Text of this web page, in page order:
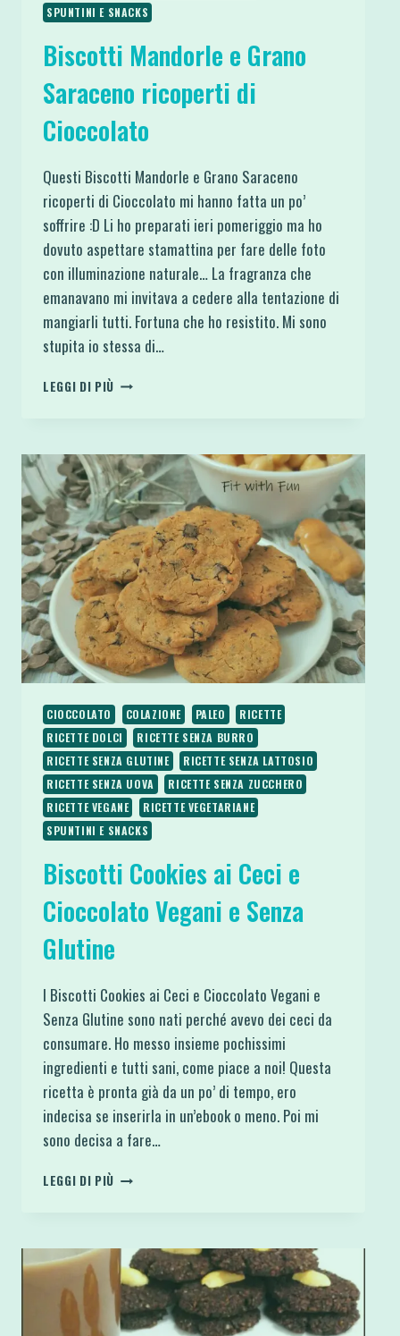
SPUNTINI E SNACKS
Biscotti Mandorle e Grano
Saraceno ricoperti di
Cioccolato
Questi Biscotti Mandorle e Grano Saraceno
ricoperti di Cioccolato mi hanno fatta un po’
soffrire :D Li ho preparati ieri pomeriggio ma ho
dovuto aspettare stamattina per fare delle foto
con illuminazione naturale… La fragranza che
emanavano mi invitava a cedere alla tentazione di
mangiarli tutti. Fortuna che ho resistito. Mi sono
stupita io stessa di…
LEGGI DI PIÙ BISCOTTI
SARACENO
RICOPERTI
DI
CIOCCOLATO
CIOCCOLATO COLAZIONE PALEO
RICETTE
RICETTE DOLCI
RICETTE SENZA BURRO
RICETTE SENZA GLUTINE
RICETTE SENZA LATTOSIO
RICETTE SENZA UOVA
RICETTE SENZA ZUCCHERO
RICETTE VEGANE
RICETTE VEGETARIANE
SPUNTINI E SNACKS
Biscotti Cookies ai Ceci e
Cioccolato Vegani e Senza
Glutine
I Biscotti Cookies ai Ceci e Cioccolato Vegani e
Senza Glutine sono nati perché avevo dei ceci da
consumare. Ho messo insieme pochissimi
ingredienti e tutti sani, come piace a noi! Questa
ricetta è pronta già da un po’ di tempo, ero
indecisa se inserirla in un’ebook o meno. Poi mi
sono decisa a fare…
LEGGI DI PIÙ BISCOTTI
E
CIOCCOLATO
VEGANI
E
SENZA